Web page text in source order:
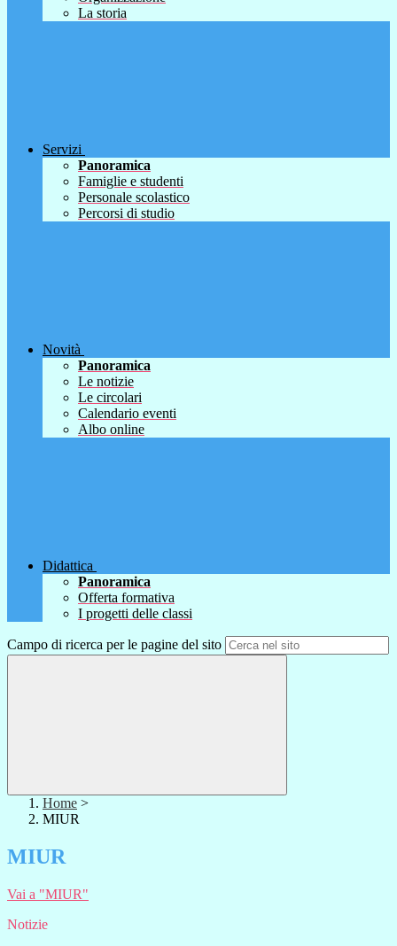
La storia
Servizi
Panoramica
Famiglie e studenti
Personale scolastico
Percorsi di studio
Novità
Panoramica
Le notizie
Le circolari
Calendario eventi
Albo online
Didattica
Panoramica
Offerta formativa
I progetti delle classi
Campo di ricerca per le pagine del sito
Home >
MIUR
MIUR
Vai a "MIUR"
Notizie